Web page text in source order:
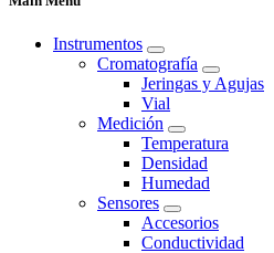
Instrumentos
Cromatografía
Jeringas y Agujas
Vial
Medición
Temperatura
Densidad
Humedad
Sensores
Accesorios
Conductividad